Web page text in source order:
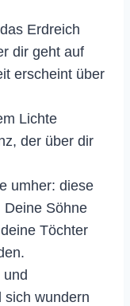
Erdreich
dir geht auf
erscheint über
Lichte
der über dir
umher: diese
Deine Söhne
Töchter
und
sich wundern